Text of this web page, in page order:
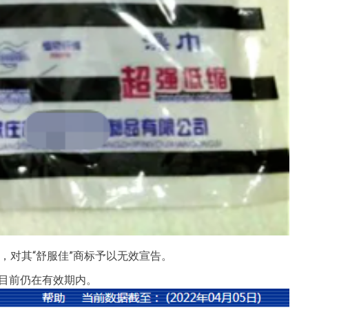
其“舒服佳”商标予以无效宣告。
前仍在有效期内。